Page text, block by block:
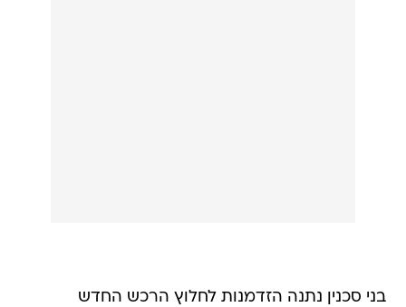
בני סכנין נתנה הזדמנות לחלוץ הרכש החדש